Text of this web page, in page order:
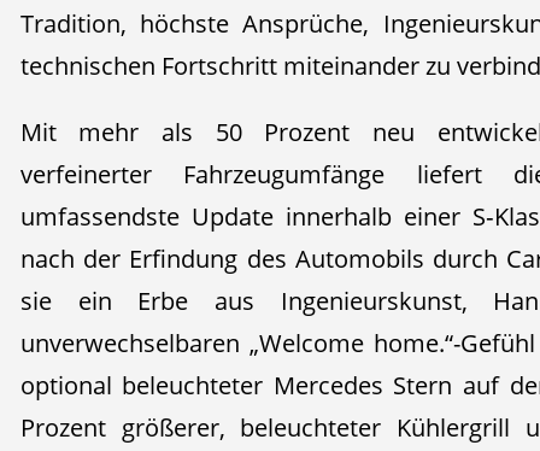
Tradition, höchste Ansprüche,
technischen Fortschritt miteinander zu
Mit mehr als 50 Prozent neu
verfeinerter Fahrzeugumfänge liefert
umfassendste Update innerhalb einer
nach der Erfindung des Automobils durch
sie ein Erbe aus Ingenieurskunst,
unverwechselbaren „Welcome home.“-
optional beleuchteter Mercedes Stern auf
Prozent größerer, beleuchteter Kühlergrill